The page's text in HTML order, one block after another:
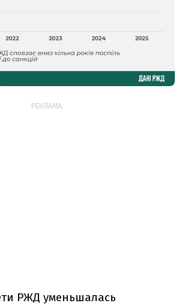
РЕКЛАМА:
РЖД уменьшалась